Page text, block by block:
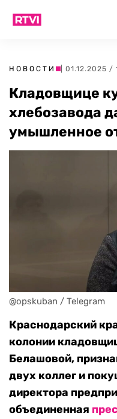
НОВОСТИ | 01.12.2025 /
Кладовщице
хлебозавода
умышленное
@opskuban / Telegram
Краснодарский
колонии
Белашовой,
двух коллег и
директора
объединенная